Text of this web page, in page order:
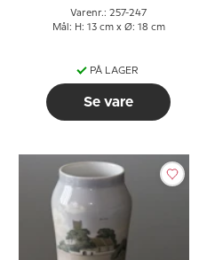
Varenr.: 257-247
Mål: H: 13 cm x Ø: 18 cm
PÅ LAGER
Se vare